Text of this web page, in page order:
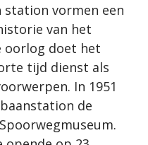
station vormen een
van het
oorlog doet het
tijd dienst als
In 1951
de